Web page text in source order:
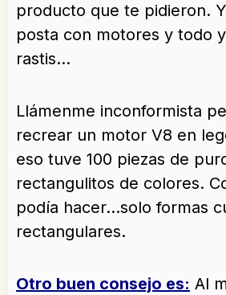
producto que te pidieron.
posta con motores y todo
rastis…
Llámenme inconformista
recrear un motor V8 en
eso tuve 100 piezas de
rectangulitos de colores.
podía hacer…solo formas
rectangulares.
Otro buen consejo es: Al